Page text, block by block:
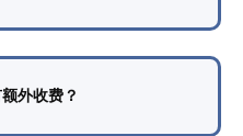
外收费？